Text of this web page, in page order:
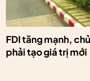
FDI tăng mạnh,
phải tạo giá trị mới